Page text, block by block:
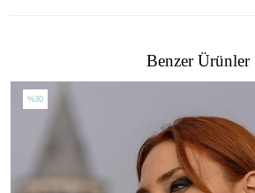
Benzer Ürünler
%30